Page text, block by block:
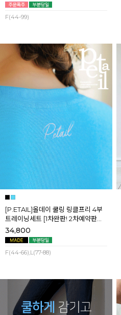
F(44-99)
[P.ETAIL]올데이 쿨링 링클프리 4부
트레이닝세트 [1차완판! 2차예약판매]
[블랙L] 8월셋째주 순차배송
34,800
F(44-66),L(77-88)